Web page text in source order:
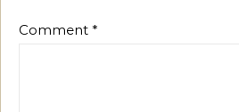
Comment *